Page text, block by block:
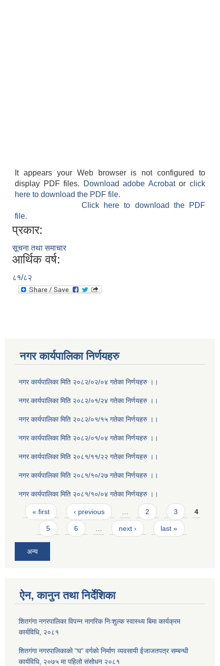
It appears your Web browser is not configured to
display PDF files.
Download adobe Acrobatorclick
here to download the PDF file.
Click here to download the PDF
file.
प्रकार:
सूचना तथा समाचार
आर्थिक वर्ष:
८१/८२
नगर कार्यपालिका निर्णयहरु
नगर कार्यपालिका मिति २०८२/०२/०४ गतेका निर्णयहरु ।।
नगर कार्यपालिका मिति २०८२/०१/२४ गतेका निर्णयहरु ।।
नगर कार्यपालिका मिति २०८२/०१/१५ गतेका निर्णयहरु ।।
नगर कार्यपालिका मिति २०८२/०१/०४ गतेका निर्णयहरु ।।
नगर कार्यपालिका मिति २०८१/११/२२ गतेका निर्णयहरु ।।
नगर कार्यपालिका मिति २०८१/१०/२७ गतेका निर्णयहरु ।।
नगर कार्यपालिका मिति २०८१/१०/०४ गतेका निर्णयहरु ।।
Pages
« first ‹ previous … 2 3 4
5 6 … next › last »
अन्य
ऐन, कानुन तथा निर्देशिका
शितगंगा नगरपालिका विपन्न नागरिक निःशुल्क स्वास्थ्य बिमा कार्यक्रम
कार्यविधि, २०८१
शितगंगा नगरपालिकाको "घ" वर्गको निर्माण व्यवसायी ईजाजतपत्र सम्बन्धी
कार्यविधि, २०७५ मा पहिलो संसोधन २०८१